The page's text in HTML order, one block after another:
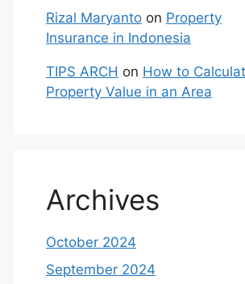
Rizal Maryanto on Property
Insurance in Indonesia
TIPS ARCH on How to
Property Value in an Area
Archives
October 2024
September 2024